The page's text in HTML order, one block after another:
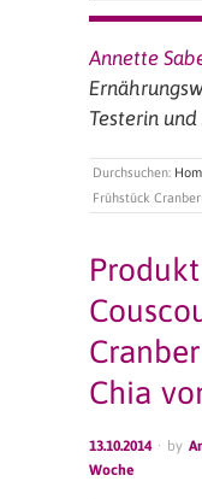
Annette
Testerin
Durchsuchen:
Frühstück
Chia
13.10.2014· by
Woche